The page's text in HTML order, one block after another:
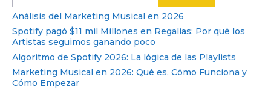
Análisis del Marketing Musical en 2026
Spotify pagó $11 mil Millones en Regalías: Por qué los
Artistas seguimos ganando poco
Algoritmo de Spotify 2026: La lógica de las Playlists
Marketing Musical en 2026: Qué es, Cómo Funciona y
Cómo Empezar